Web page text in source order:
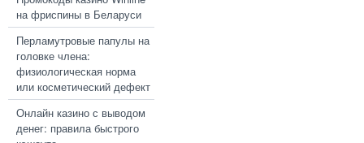
на фриспины в Беларуси
Перламутровые папулы на
головке члена:
физиологическая норма
или косметический дефект
Онлайн казино с выводом
денег: правила быстрого